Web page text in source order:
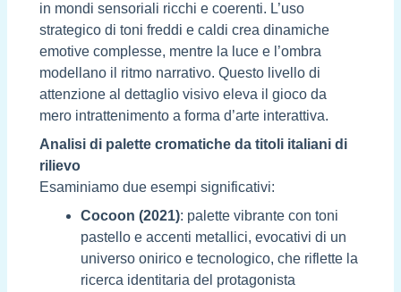
in mondi sensoriali ricchi e coerenti. L’uso
strategico di toni freddi e caldi crea dinamiche
emotive complesse, mentre la luce e l’ombra
modellano il ritmo narrativo. Questo livello di
attenzione al dettaglio visivo eleva il gioco da
mero intrattenimento a forma d’arte interattiva.
Analisi di palette cromatiche da titoli italiani di
rilievo
Esaminiamo due esempi significativi:
Cocoon (2021): palette vibrante con toni
pastello e accenti metallici, evocativi di un
universo onirico e tecnologico, che riflette la
ricerca identitaria del protagonista